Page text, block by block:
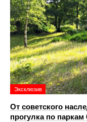
Эксклюзив
От советского
прогулка по